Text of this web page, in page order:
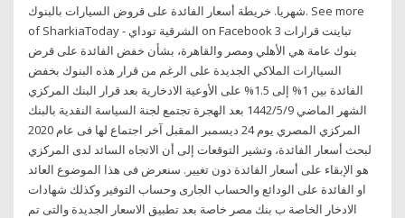
شهريا. خريطة أسعار الفائدة على قروض السيارات بالبنوك. See more
of ‎SharkiaToday - الشرقية توداي‎ on Facebook تباينت قرارات 3
بنوك عامة هي الأهلي ومصر والقاهرة، بشأن خفض الفائدة على قرض
السياارات الملاكي الجديدة على الرغم من قرار هذه البنوك بخفض
الفائدة بين 1% إلى 1.5% على الأوعية الادخارية بعد قرار البنك المركزي
الشهر الماضي 9‏‏/5‏‏/1442 بعد الهجرة تجتمع لجنة السياسة النقدية بالبنك
المركزي المصري يوم 24 ديسمبر المقبل آخر اجتماع لها فى عام 2020
لبحث أسعار الفائدة، وتشير التوقعات إلى أن الاتجاه السائد لدى المركزي
هو الإبقاء على أسعار الفائدة دون تغيير. سنعرض فى هذا الموضوع العائد
او الفائدة على الودائع والحساب الجارى وحساب التوفير وكذلك شهادات
الادخار الخاصة ب بنك مصر خاصة بعد تطبيق الاسعار الجديدة والتى تم